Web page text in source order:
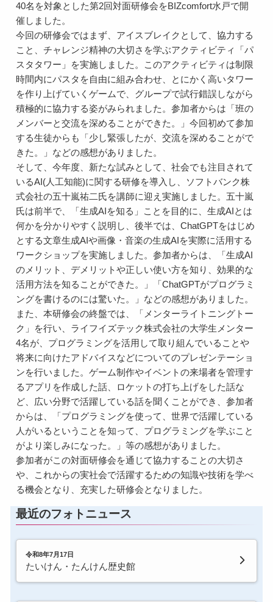
40名を対象とした第2回対面研修会をBIZcomfort水戸で開
催しました。
今回の研修会ではまず、アイスブレイクとして、協力する
こと、チャレンジ精神の大切さを学ぶアクティビティ「パ
スタタワー」を実施しました。このアクティビティは制限
時間内にパスタを自由に組み合わせ、とにかく高いタワー
を作り上げていくゲームで、グループで試行錯誤しながら
積極的に協力する姿がみられました。参加者からは「班の
メンバーと交流を深めることができた。」今回初めて参加
する生徒からも「少し緊張したが、交流を深めることがで
きた。」などの感想がありました。
そして、今年度、新たな試みとして、社会でも注目されて
いるAI(人工知能)に関する研修を導入し、ソフトバンク株
式会社の五十嵐祐二氏を講師に迎え実施しました。五十嵐
氏は前半で、「生成AIを知る」ことを目的に、生成AIとは
何かを分かりやすく説明し、後半では、ChatGPTをはじめ
とする文章生成AIや画像・音楽の生成AIを実際に活用する
ワークショップを実施しました。参加者からは、「生成AI
のメリット、デメリットや正しい使い方を知り、効果的な
活用方法を知ることができた。」「ChatGPTがプログラミ
ングを書けるのには驚いた。」などの感想がありました。
また、本研修会の終盤では、「メンターライトニングトー
ク」を行い、ライフイズテック株式会社の大学生メンター
4名が、プログラミングを活用して取り組んでいることや
将来に向けたアドバイスなどについてのプレゼンテーショ
ンを行いました。ゲーム制作やイベントの来場者を管理す
るアプリを作成した話、ロケットの打ち上げをした話な
ど、広い分野で活躍している話を聞くことができ、参加者
からは、「プログラミングを使って、世界で活躍している
人がいるということを知って、プログラミングを学ぶこと
がより楽しみになった。」等の感想がありました。
参加者がこの対面研修会を通じて協力することの大切さ
や、これからの実社会で活躍するための知識や技術を学べ
る機会となり、充実した研修会となりました。
最近のフォトニュース
令和8年7月17日
たいけん・たんけん歴史館